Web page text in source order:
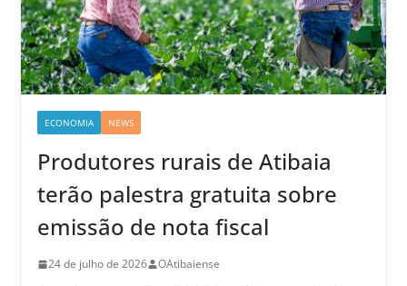
ECONOMIA NEWS
Produtores rurais de Atibaia
terão palestra gratuita sobre
emissão de nota fiscal
24 de julho de 2026 OAtibaiense